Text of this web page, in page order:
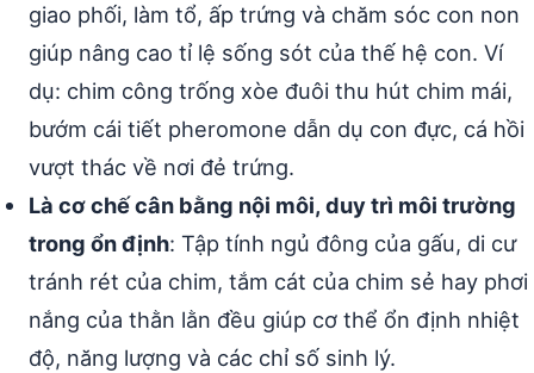
giao phối, làm tổ, ấp trứng và chăm sóc con non
giúp nâng cao tỉ lệ sống sót của thế hệ con. Ví
dụ: chim công trống xòe đuôi thu hút chim mái,
bướm cái tiết pheromone dẫn dụ con đực, cá hồi
vượt thác về nơi đẻ trứng.
Là cơ chế cân bằng nội môi, duy trì môi trường
trong ổn định: Tập tính ngủ đông của gấu, di cư
tránh rét của chim, tắm cát của chim sẻ hay phơi
nắng của thằn lằn đều giúp cơ thể ổn định nhiệt
độ, năng lượng và các chỉ số sinh lý.